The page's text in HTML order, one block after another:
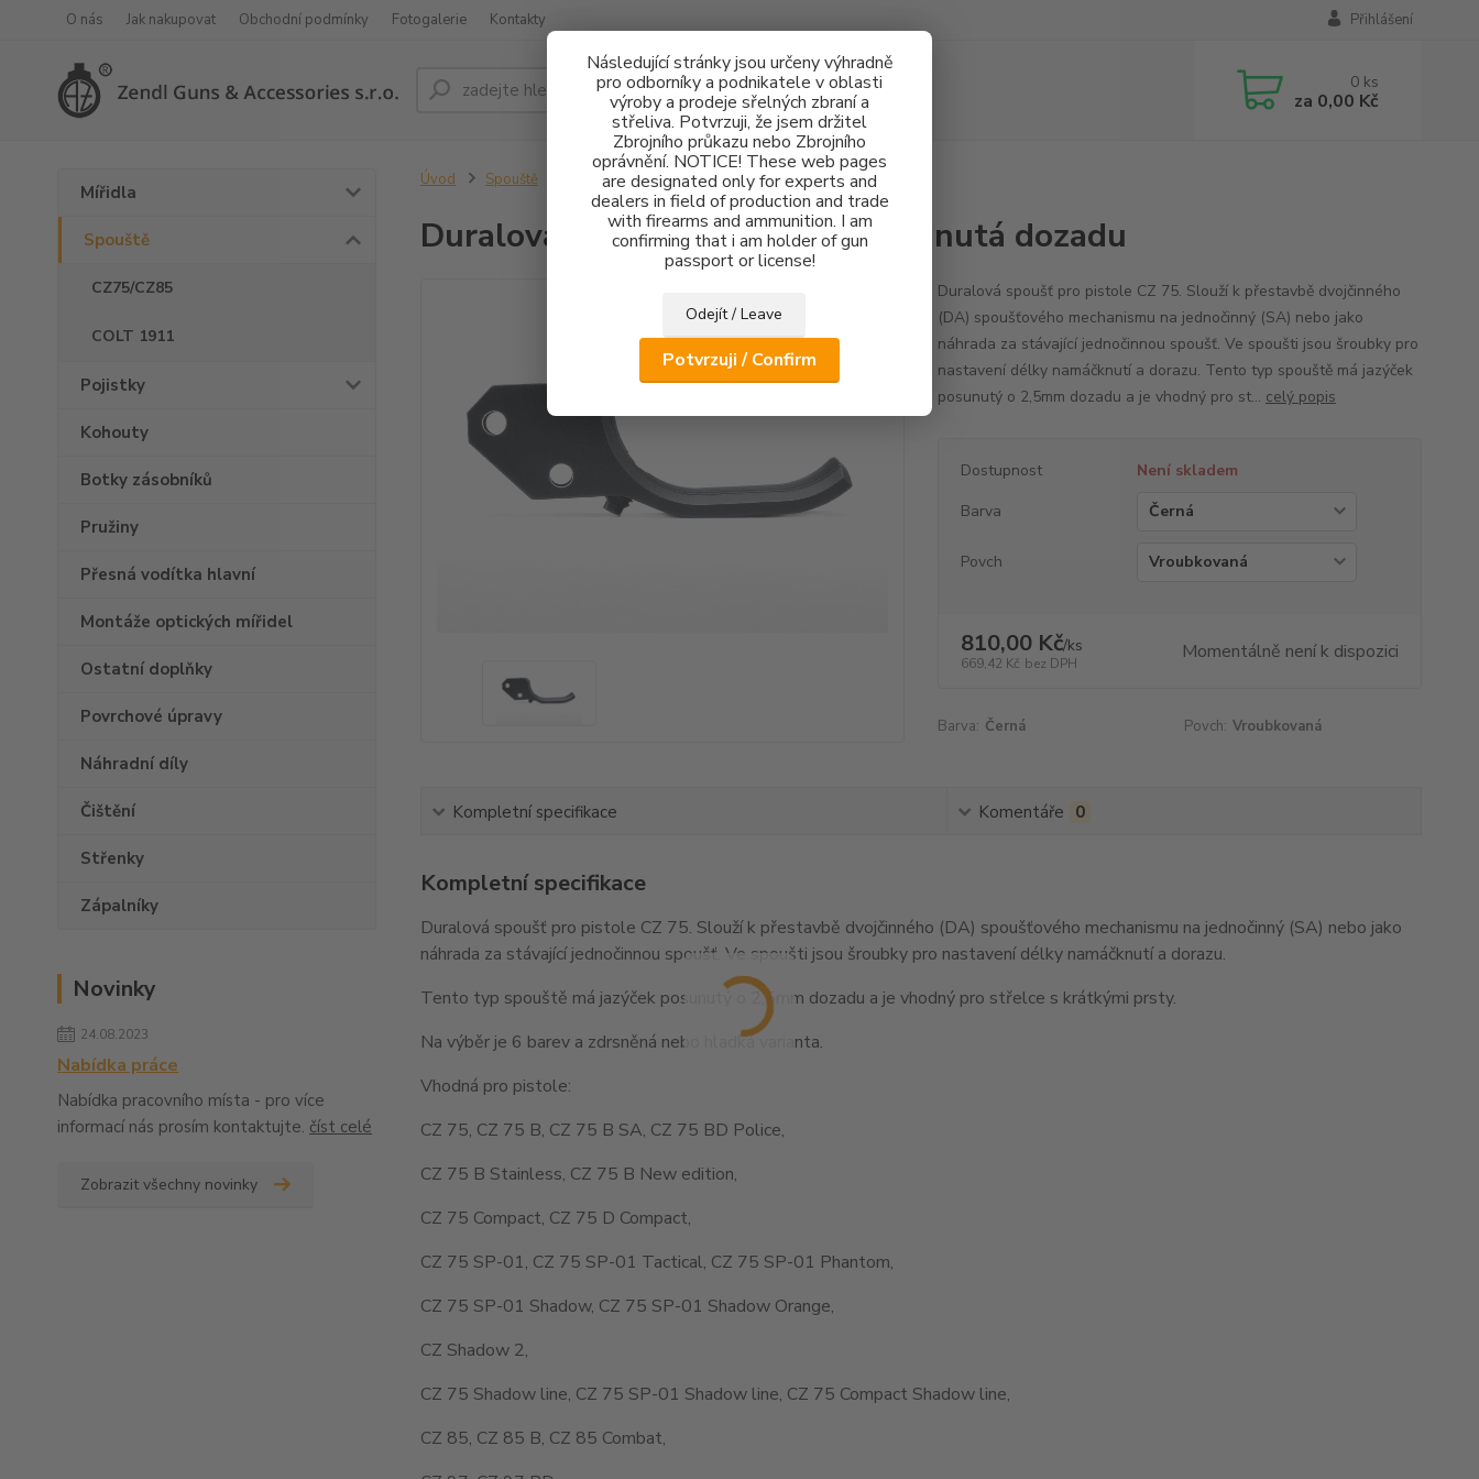
Následující stránky jsou určeny výhradně
pro odborníky a podnikatele v oblasti
výroby a prodeje sřelných zbraní a
střeliva. Potvrzuji, že jsem držitel
Zbrojního průkazu nebo Zbrojního
oprávnění. NOTICE! These web pages
are designated only for experts and
dealers in field of production and trade
with firearms and ammunition. I am
confirming that i am holder of gun
passport or license!
Odejít / Leave
Potvrzuji / Confirm
O nás Jak nakupovat Obchodní podmínky Fotogalerie Kontakty Přihlášení
Hledat 0 ks
za 0,00 Kč
Mířidla
Spouště
CZ75/CZ85
COLT 1911
Pojistky
Kohouty
Botky zásobníků
Pružiny
Přesná vodítka hlavní
Montáže optických mířidel
Ostatní doplňky
Povrchové úpravy
Náhradní díly
Čištění
Střenky
Zápalníky
Novinky
24.08.2023
Nabídka práce
Nabídka pracovního místa - pro více
informací nás prosím kontaktujte. číst celé
Zobrazit všechny novinky
Úvod Spouště Duralová spoušť CZ 75 SA - Posunutá dozadu
Duralová spoušť CZ 75 SA - Posunutá dozadu
Duralová spoušť pro pistole CZ 75. Slouží k přestavbě dvojčinného
(DA) spoušťového mechanismu na jednočinný (SA) nebo jako
náhrada za stávající jednočinnou spoušť. Ve spoušti jsou šroubky pro
nastavení délky namáčknutí a dorazu. Tento typ spouště má jazýček
posunutý o 2,5mm dozadu a je vhodný pro st... celý popis
Dostupnost
Není skladem
Barva
Povch
810,00 Kč/ks
669,42 Kč bez DPH Momentálně není k dispozici
Barva: Černá Povch: Vroubkovaná
Kompletní specifikace Komentáře 0
Kompletní specifikace
Duralová spoušť pro pistole CZ 75. Slouží k přestavbě dvojčinného (DA) spoušťového mechanismu na jednočinný (SA) nebo jako
náhrada za stávající jednočinnou spoušť. Ve spoušti jsou šroubky pro nastavení délky namáčknutí a dorazu.
Tento typ spouště má jazýček posunutý o 2,5mm dozadu a je vhodný pro střelce s krátkými prsty.
Na výběr je 6 barev a zdrsněná nebo hladká varianta.
Vhodná pro pistole:
CZ 75, CZ 75 B, CZ 75 B SA, CZ 75 BD Police,
CZ 75 B Stainless, CZ 75 B New edition,
CZ 75 Compact, CZ 75 D Compact,
CZ 75 SP-01, CZ 75 SP-01 Tactical, CZ 75 SP-01 Phantom,
CZ 75 SP-01 Shadow, CZ 75 SP-01 Shadow Orange,
CZ Shadow 2,
CZ 75 Shadow line, CZ 75 SP-01 Shadow line, CZ 75 Compact Shadow line,
CZ 85, CZ 85 B, CZ 85 Combat,